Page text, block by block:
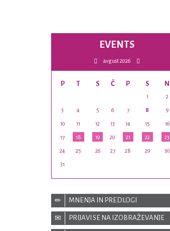
EVENTS
avgust 2026
P T S Č P S N
1 2
3 4 5 6 7 8 9
10 11 12 13 14 15 16
17 18 19 20 21 22 23
24 25 26 27 28 29 30
31
MNENJA IN PREDLOGI
PRIJAVI SE NA IZOBRAŽEVANJE